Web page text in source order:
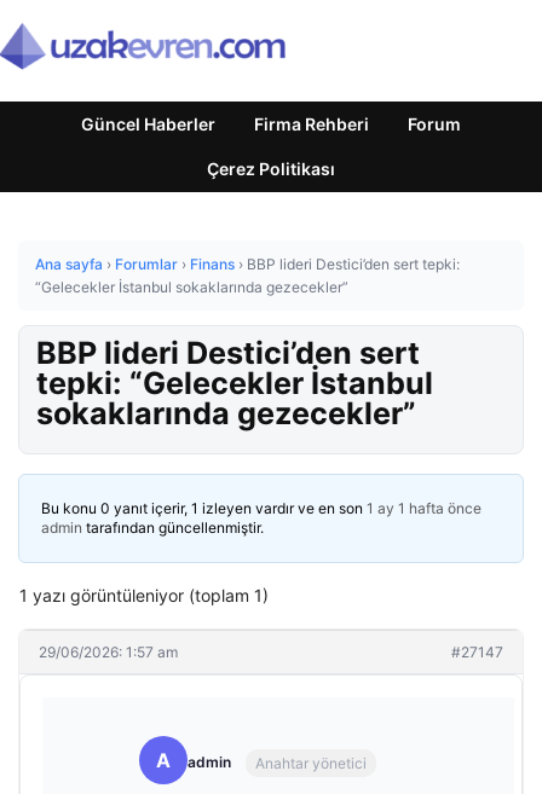
Güncel Haberler Firma Rehberi Forum
Çerez Politikası
Ana sayfa › Forumlar › Finans › BBP lideri Destici’den sert tepki:
“Gelecekler İstanbul sokaklarında gezecekler”
BBP lideri Destici’den sert
tepki: “Gelecekler İstanbul
sokaklarında gezecekler”
Bu konu 0 yanıt içerir, 1 izleyen vardır ve en son 1 ay 1 hafta önce
admin tarafından güncellenmiştir.
1 yazı görüntüleniyor (toplam 1)
29/06/2026: 1:57 am #27147
A admin Anahtar yönetici